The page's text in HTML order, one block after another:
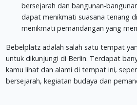
bersejarah dan bangunan-
dapat menikmati suasana tenang
menikmati pemandangan yang
Bebelplatz adalah salah satu tempat
untuk dikunjungi di Berlin. Terdapat
kamu lihat dan alami di tempat ini,
bersejarah, kegiatan budaya dan